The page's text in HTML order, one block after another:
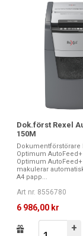
Dok.först Rexel
150M
Dokumentförstörare
Optimum AutoFeed+
Optimum AutoFeed+
makulerar
A4 papp...
Art nr. 8556780
6 986,00 kr
+